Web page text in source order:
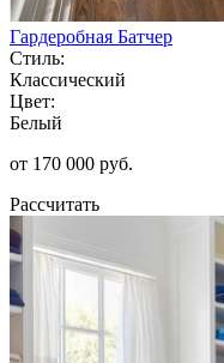
Гардеробная Батчер
Стиль:
Классический
Цвет:
Белый
от 170 000 руб.
Рассчитать